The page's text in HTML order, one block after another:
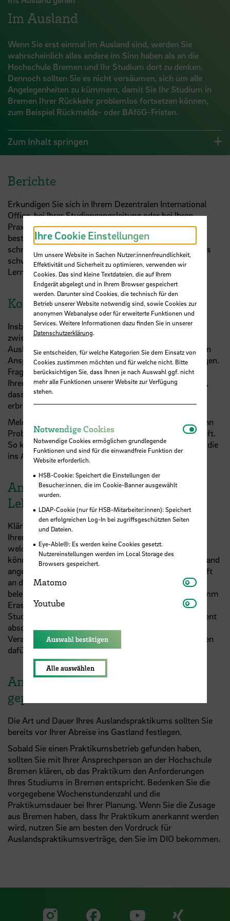
Im Ausland
Wenn Sie erst einmal im Ausland sind, werden Sie
wahrscheinlich alles andere im Sinn haben als an die
Hochschule Bremen und Ihr Studium dort zu denken.
Dennoch sollten Sie es nicht versäumen, sich um alle
Angelegenheiten zu kümmern, damit Sie Ihr Studium in
Bremen Ihrer Rückkehr problemlos fortsetzen können,
zum Beispiel Rückmelde- oder BAföG-Fristen.
Zum Inhalt springen
Berichte
Erkundigen Sie sich in Ihrem Dezentralen International
Office, bei Ihrer Studiengangsleitung oder bei Ihren
Praxissemesterbeauftragten, ob Sie verpflichtet sind,
bestimmte Berichte über Ihren Auslandsaufenthalt zu
schreiben. Schreiben Sie diese Berichte – auch wenn es
schwerfällt – zeitnah und betrachten Sie sie als
Lernaspekt Ihres Auslandsaufenthaltes.
Kontakt zur Hochschule Bremen
Insbesondere zu Beginn des Auslandsaufenthaltes und
zwischen einem Wechsel vom Auslandsstudium zum
Auslandspraktikum ist es wichtig, den Kontakt zu Ihren
Ansprechpersonen an der Hochschule Bremen zu pflegen.
Fragen Sie lieber einmal zu häufig, ob Ihre Vorhaben in
Ihren Studienverlauf passen als sich nachher zu ärgern,
dass Sie im Ausland nicht die richtigen Leistungen
erbracht haben.
Melden Sie sich bei Ihren Ansprechpersonen auch, wenn
Probleme auftreten oder wen etwas besonders gut läuft.
So können die folgenden Jahrgänge der Studierenden, die
ins Ausland gehen, von Ihren Erfahrungen profitieren.
Anerkennung der
Lehrveranstaltungen im Ausland
Klären Sie, wenn möglich, schon vor Ihrer Abreise mit
Ihren Ansprechpersonen an der Hochschule Bremen,
welche Lehrveranstaltungen Sie im Ausland belegen
können und sollen, um sie auf Ihr Studium in Deutschland
angerechnet zu bekommen. Klären Sie bei Ihrer Ankunft
an der Gasthochschule, welche Kurse sie tatsächlich
belegen können. Studierende, die mit dem
-Programm
Erasmus im Ausland studieren, müssen ein
Studienabkommen, das sogenannte Learning Agreement
abschließen. Darin wird festgelegt, welche
Veranstaltungen Sie besuchen und wie viele ECTS Ihnen
dafür angerechnet werden.
Anerkennung des im Ausland
geplanten Praktikums
Die Art und Dauer Ihres Auslandspraktikums sollten Sie
bereits vor Ihrer Abreise ins Gastland festlegen.
Sobald Sie einen Praktikumsbetrieb gefunden haben,
sollten Sie mit Ihrer Ansprechperson an der Hochschule
Bremen klären, ob das Praktikum den Anforderungen
Ihres Studiums in Bremen entspricht. Bedenken Sie die
vorgegebene Wochenstundenzahl und die
Praktikumsdauer bei Ihrer Planung. Wenn Sie die Zusage
aus Bremen haben, dass Ihr Praktikum anerkannt werden
wird, nutzen Sie am besten den Vordruck für
Auslandspraktikumsverträge, den Sie im DIO bekommen.
Zu unserer Facebook
Zu
Ihre Cookie Einstellungen
Um unsere Website in Sachen Nutzer:innenfreundlichkeit,
Effektivität und Sicherheit zu optimieren, verwenden wir
Cookies. Das sind kleine Textdateien, die auf Ihrem
Endgerät abgelegt und in Ihrem Browser gespeichert
werden. Darunter sind Cookies, die technisch für den
Betrieb unserer Website notwendig sind, sowie Cookies zur
anonymen Webanalyse oder für erweiterte Funktionen und
Services. Weitere Informationen dazu finden Sie in unserer
Datenschutzerklärung.
Sie entscheiden, für welche Kategorien Sie dem Einsatz von
Cookies zustimmen möchten und für welche nicht. Bitte
berücksichtigen Sie, dass Ihnen je nach Auswahl ggf. nicht
mehr alle Funktionen unserer Website zur Verfügung
stehen.
Notwendige Cookies
Notwendige Cookies ermöglichen grundlegende
Funktionen und sind für die einwandfreie Funktion der
Website erforderlich.
HSB-Cookie: Speichert die Einstellungen der
Besucher:innen, die im Cookie-Banner ausgewählt
wurden.
LDAP-Cookie (nur für HSB-Mitarbeiter:innen): Speichert
den erfolgreichen Log-In bei zugriffsgeschützten Seiten
und Dateien.
Eye-Able®: Es werden keine Cookies gesetzt.
Nutzereinstellungen werden im Local Storage des
Browsers gespeichert.
Matomo Matomo
Youtube Youtube
Auswahl bestätigen
Alle auswählen